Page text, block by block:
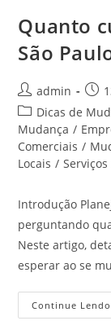
Quanto
São
admin
Dicas de
Mudança /
Comerciais /
Locais /
Introdução
perguntando
Neste artigo,
esperar ao se
Continue Lendo